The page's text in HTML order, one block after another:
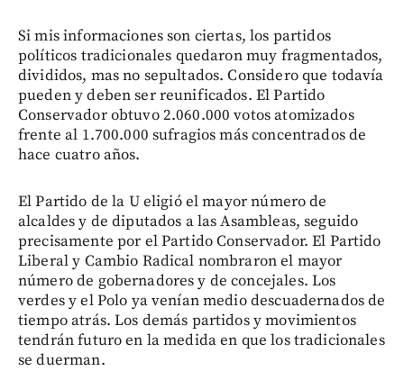
Si mis informaciones son ciertas, los partidos
políticos tradicionales quedaron muy fragmentados,
divididos, mas no sepultados. Considero que todavía
pueden y deben ser reunificados. El Partido
Conservador obtuvo 2.060.000 votos atomizados
frente al 1.700.000 sufragios más concentrados de
hace cuatro años.
El Partido de la U eligió el mayor número de
alcaldes y de diputados a las Asambleas, seguido
precisamente por el Partido Conservador. El Partido
Liberal y Cambio Radical nombraron el mayor
número de gobernadores y de concejales. Los
verdes y el Polo ya venían medio descuadernados de
tiempo atrás. Los demás partidos y movimientos
tendrán futuro en la medida en que los tradicionales
se duerman.